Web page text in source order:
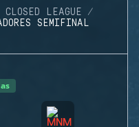
CLOSED LEAGUE
SEMIFINAL